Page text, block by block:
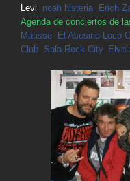
Levi
noah histeria Erich
Agenda de conciertos de
Matisse
El Asesino Loco
Club Sala Rock City,